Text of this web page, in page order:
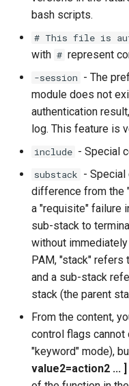
bash scripts.
# This file is
with # represent
-session - The
module does not
authentication
log. This feature is
include - Special
substack - Special
difference from the
a "requisite" failure
sub-stack to
without
PAM, "stack" refers
and a sub-stack
stack (the parent
From the content,
control flags
"keyword" mode),
value2=action2 ... ]